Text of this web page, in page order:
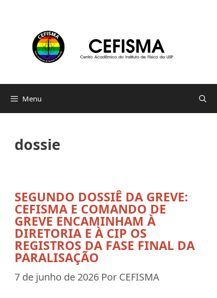
conteúdo
Menu
dossie
SEGUNDO DOSSIÊ DA GREVE:
CEFISMA E COMANDO DE
GREVE ENCAMINHAM À
DIRETORIA E À CIP OS
REGISTROS DA FASE FINAL DA
PARALISAÇÃO
7 de junho de 2026 Por CEFISMA